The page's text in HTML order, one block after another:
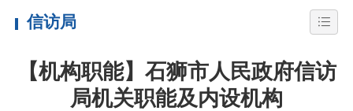
信访局
【机构职能】石狮市人民政府信访
局机关职能及内设机构